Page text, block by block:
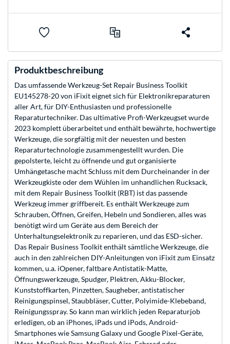
Produktbeschreibung
Das umfassende Werkzeug-Set Repair Business Toolkit
EU145278-20 von iFixit eignet sich für Elektronikreparaturen
aller Art, für DIY-Enthusiasten und professionelle
Reparaturtechniker. Das ultimative Profi-Werkzeugset wurde
2023 komplett überarbeitet und enthält bewährte, hochwertige
Werkzeuge, die sorgfältig mit der neuesten und besten
Reparaturtechnologie zusammengestellt wurden. Die
gepolsterte, leicht zu öffnende und gut organisierte
Umhängetasche macht Schluss mit dem Durcheinander in der
Werkzeugkiste oder dem Wühlen im unhandlichen Rucksack,
mit dem Repair Business Toolkit (RBT) ist das passende
Werkzeug immer griffbereit. Es enthält Werkzeuge zum
Schrauben, Öffnen, Greifen, Hebeln und Sondieren, alles was
benötigt wird um Geräte aus dem Bereich der
Unterhaltungselektronik zu reparieren, und das ESD-sicher.
Das Repair Business Toolkit enthält sämtliche Werkzeuge, die
auch in den zahlreichen DIY-Anleitungen von iFixit zum Einsatz
kommen, u.a. iOpener, faltbare Antistatik-Matte,
Öffnungswerkzeuge, Spudger, Plektren, Akku-Blocker,
Kunststoffkarten, Pinzetten, Saugheber, antistatischer
Reinigungspinsel, Staubbläser, Cutter, Polyimide-Klebeband,
Reinigungsspray. So kann man wirklich jeden Reparaturjob
erledigen, ob an iPhones, iPads und iPods, Android-
Smartphones wie Samsung Galaxy und Google Pixel-Geräte,